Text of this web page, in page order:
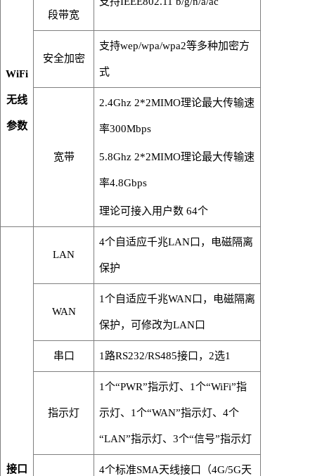
WiFi
无线
参数
段带宽
安全加密
支持wep/wpa/wpa2等多种加密方
式
宽带
2.4Ghz 2*2MIMO理论最大传输速
率300Mbps
5.8Ghz 2*2MIMO理论最大传输速
率4.8Gbps
理论可接入用户数 64个
接口
LAN
4个自适应千兆LAN口 ， 电磁隔离
保护
WAN
1个自适应千兆WAN口，电磁隔离
保护，可修改为LAN口
串口 1 路RS232/RS485接口 ， 2选1
指示灯
1个“PWR”指示灯、 1个“WiFi”指
示灯、 1个“WAN”指示灯、 4个
“LAN”指示灯、 3个“信号”指示灯
4个标准SMA天线接口（4G/5G天